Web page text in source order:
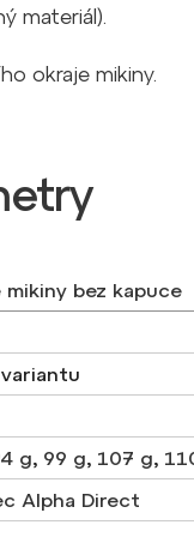
materiál).
okraje mikiny.
mikiny bez kapuce
g, 99 g, 107 g,
Alpha Direct